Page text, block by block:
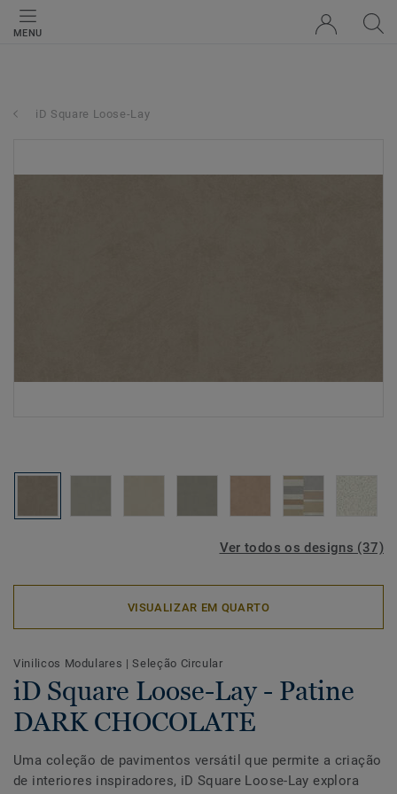
MENU
iD Square Loose-Lay
Ver todos os designs (37)
VISUALIZAR EM QUARTO
Vinilicos Modulares |Seleção Circular
iD Square Loose-Lay - Patine
DARK CHOCOLATE
Uma coleção de pavimentos versátil que permite a criação
de interiores inspiradores, iD Square Loose-Lay explora